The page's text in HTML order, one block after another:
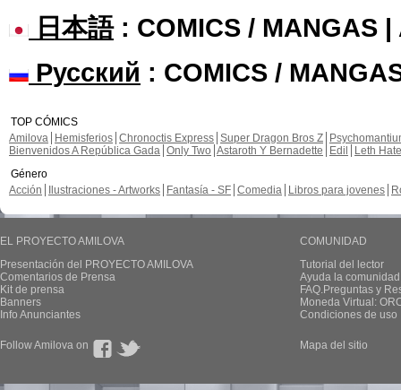
日本語: COMICS / MANGAS |
Русский : COMICS /
TOP CÓMICS
Amilova
Hemisferios Chronoctis Express Super Dragon Bros Z
Bienvenidos A República Gada Only Two Astaroth Y Bernadette Edil
Leth Hate
Género
Acción
Ilustraciones - Artworks Fantasía - SF Comedia Libros para jovenes
EL PROYECTO AMILOVA
Presentación del PROYECTO AMILOVA
Comentarios de Prensa
Kit de prensa
Banners
Info Anunciantes
COMUNIDAD
Tutorial del lector
Ayuda la
FAQ.Preguntas y
Moneda Virtual:
Condiciones de uso
Follow Amilova on Mapa del sitio